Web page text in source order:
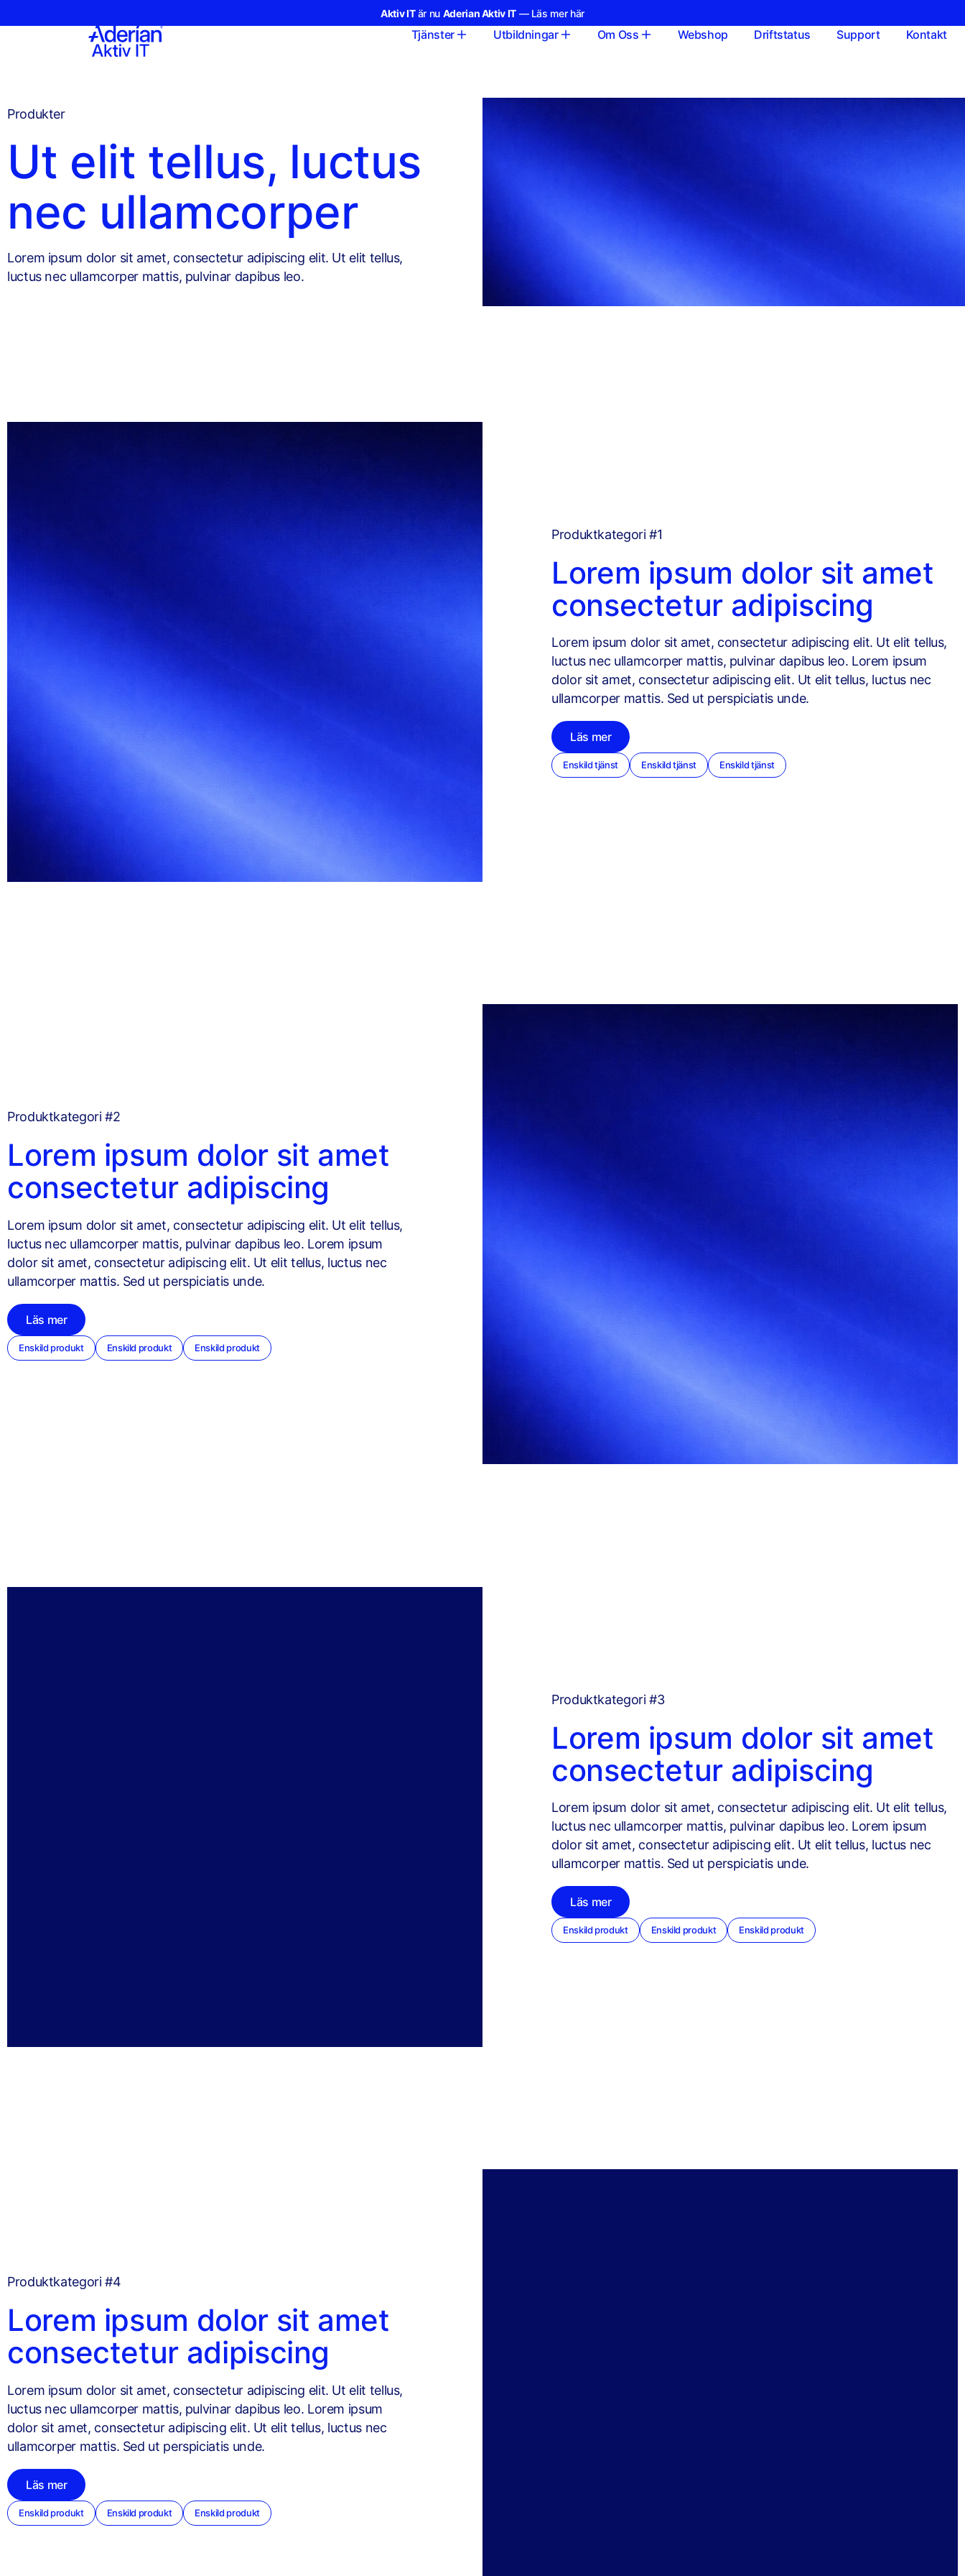
Aktiv ITär nu Aderian Aktiv IT— Läs mer här
Tjänster Utbildningar Om Oss Webshop Driftstatus Support Kontakt
Produkter
Ut elit tellus, luctus
nec ullamcorper
Lorem ipsum dolor sit amet, consectetur adipiscing elit. Ut elit tellus,
luctus nec ullamcorper mattis, pulvinar dapibus leo.
Produktkategori #1
Lorem ipsum dolor sit amet
consectetur adipiscing
Lorem ipsum dolor sit amet, consectetur adipiscing elit. Ut elit tellus,
luctus nec ullamcorper mattis, pulvinar dapibus leo. Lorem ipsum
dolor sit amet, consectetur adipiscing elit. Ut elit tellus, luctus nec
ullamcorper mattis. Sed ut perspiciatis unde.
Läs mer
Enskild tjänst Enskild tjänst Enskild tjänst
Produktkategori #2
Lorem ipsum dolor sit amet
consectetur adipiscing
Lorem ipsum dolor sit amet, consectetur adipiscing elit. Ut elit tellus,
luctus nec ullamcorper mattis, pulvinar dapibus leo. Lorem ipsum
dolor sit amet, consectetur adipiscing elit. Ut elit tellus, luctus nec
ullamcorper mattis. Sed ut perspiciatis unde.
Läs mer
Enskild produkt Enskild produkt Enskild produkt
Produktkategori #3
Lorem ipsum dolor sit amet
consectetur adipiscing
Lorem ipsum dolor sit amet, consectetur adipiscing elit. Ut elit tellus,
luctus nec ullamcorper mattis, pulvinar dapibus leo. Lorem ipsum
dolor sit amet, consectetur adipiscing elit. Ut elit tellus, luctus nec
ullamcorper mattis. Sed ut perspiciatis unde.
Läs mer
Enskild produkt Enskild produkt Enskild produkt
Produktkategori #4
Lorem ipsum dolor sit amet
consectetur adipiscing
Lorem ipsum dolor sit amet, consectetur adipiscing elit. Ut elit tellus,
luctus nec ullamcorper mattis, pulvinar dapibus leo. Lorem ipsum
dolor sit amet, consectetur adipiscing elit. Ut elit tellus, luctus nec
ullamcorper mattis. Sed ut perspiciatis unde.
Läs mer
Enskild produkt Enskild produkt Enskild produkt